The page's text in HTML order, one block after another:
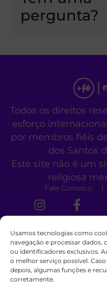
Usamos tecnologias como
navegação e processar
ou identificadores exclusivos.
o melhor serviço possível.
depois, algumas funções e
corretamente.
pergunta?
Todos os direitos
esforço
por membros fiéis
dos Santos
Este site não é um
religiosa
Fale Conosco